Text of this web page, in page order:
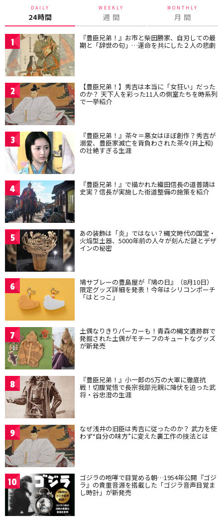
DAILY
24時間
WEEKLY
週 間
MONTHLY
月 間
1 『豊臣兄弟！』お市と柴田勝家、自刃しての最
期と「辞世の句」…運命を共にした２人の悲劇
2 【豊臣兄弟！】秀吉は本当に「女狂い」だった
のか？ 天下人を彩った11人の側室たちを時系列
で一挙紹介
3 『豊臣兄弟！』茶々＝悪女はほぼ創作？秀吉が
溺愛、豊臣家滅亡を背負わされた茶々(井上和)
の壮絶すぎる生涯
4 『豊臣兄弟！』で描かれた織田信長の道普請は
史実？信長が実施した街道整備の施策を紹介
5 あの装飾は「炎」ではない？縄文時代の国宝・
火焔型土器、5000年前の人々が刻んだ謎とデザ
インの秘密
6 鳩サブレーの豊島屋が『鳩の日』（8月10日）
限定グッズ詳細を発表！今年はシリコンポーチ
「はとっこ」
7 土偶なりきりパーカーも！青森の縄文遺跡群で
発掘された土偶がモチーフのキュートなグッズ
が新発売
8 『豊臣兄弟！』小一郎の5万の大軍に徹底抗
戦！切腹覚悟で長宗我部元親に降伏を迫った武
将・谷忠澄の生涯
9 なぜ浅井の旧臣は秀吉に従ったのか？ 武力を使
わず“自分の味方”に変えた裏工作の技法とは
10 ゴジラの咆哮で目覚める朝…1954年公開『ゴジ
ラ』の貴重音源を搭載した「ゴジラ音声目覚ま
し時計」が新発売